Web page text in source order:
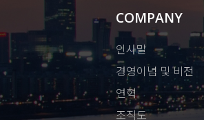
COMPANY
인사말
경영이념 및 비전
연혁
조직도